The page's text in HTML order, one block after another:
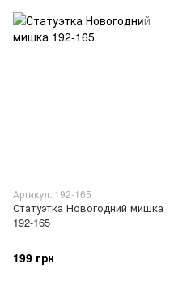
Артикул: 192-165
Статуэтка Новогодний мишка
192-165
199 грн